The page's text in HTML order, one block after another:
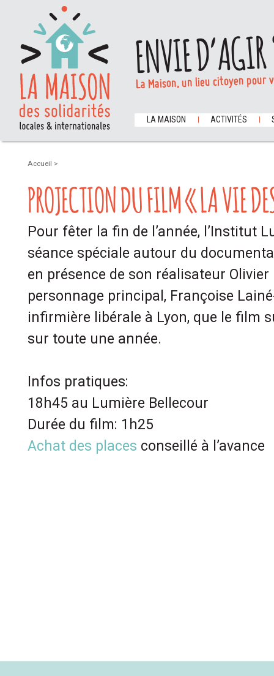
ENVIE
La Maison, un lieu citoyen
LA MAISON ACTIVITÉS
Accueil >
PROJECTION DU FILM « LA VIE
Pour fêter la fin de l’année, l’Institut
séance spéciale autour du
en présence de son réalisateur
personnage principal, Françoise
infirmière libérale à Lyon, que le film
sur toute une année.
Infos pratiques:
18h45 au Lumière Bellecour
Durée du film: 1h25
Achat des places conseillé à l’avance